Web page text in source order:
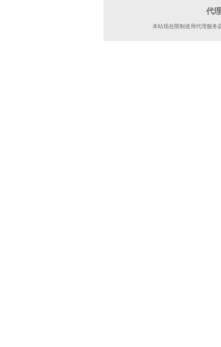
代
本站现在限制使用代理服务